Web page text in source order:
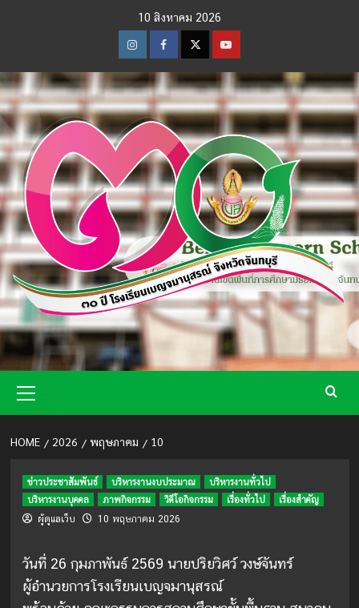
10 สิงหาคม 2026
InstagramFacebookTwitterYoutube
Menu
HOME 2026 พฤษภาคม 10
ข่าวประชาสัมพันธ์ บริหารงานงบประมาณ
บริหารงานทั่วไป
บริหารงานบุคคล
ภาพกิจกรรม วิดีโอกิจกรรม เรื่องทั่วไป เรื่องสำคัญ
ผู้ดูแลเว็บ 10 พฤษภาคม 2026
วันที่ 26 กุมภาพันธ์ 2569 นายปริยวิศว์ วงษ์จันทร์
ผู้อำนวยการโรงเรียนเบญจมานุสรณ์